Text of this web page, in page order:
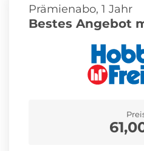
Prämienabo, 1 Jahr
Bestes Angebot